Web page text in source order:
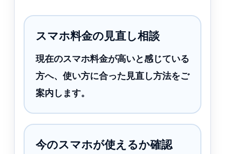
スマホ料金の見直し相談
現在のスマホ料金が高いと感じている
方へ、使い方に合った見直し方法をご
案内します。
今のスマホが使えるか確認